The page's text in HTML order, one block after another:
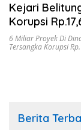
Kejari
Korupsi
6 Miliar Proyek Di
Tersangka Korupsi
Berita